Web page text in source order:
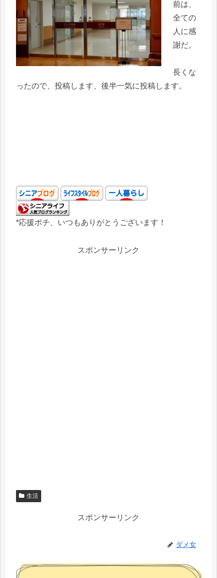
前は、
全ての
人に感
謝だ。
長くな
ったので、投稿します、後半一気に投稿します。
*応援ポチ、いつもありがとうございます！
スポンサーリンク
生活
スポンサーリンク
ダメ女